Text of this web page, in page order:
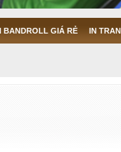
BANDROLL GIÁ RẺ IN